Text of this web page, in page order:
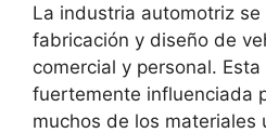
La industria automotriz se
fabricación y diseño de
comercial y personal.
fuertemente influenciada
muchos de los materiales